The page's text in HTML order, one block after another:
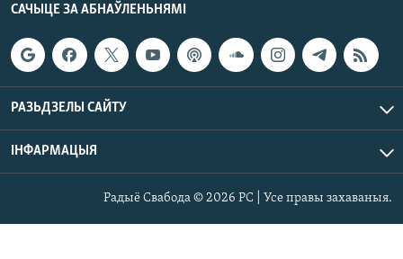
САЧЫЦЕ ЗА АБНАЎЛЕНЬНЯМІ
РАЗЬДЗЕЛЫ САЙТУ
ІНФАРМАЦЫЯ
Радыё Свабода © 2026 РС | Усе правы захаваныя.